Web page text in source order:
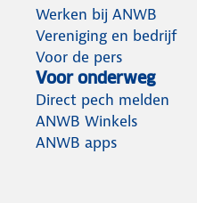
Werken bij ANWB
Vereniging en bedrijf
Voor de pers
Voor onderweg
Direct pech melden
ANWB Winkels
ANWB apps